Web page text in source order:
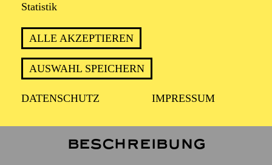
Statistik
ALLE AKZEPTIEREN
AUSWAHL SPEICHERN
DATENSCHUTZ IMPRESSUM
Treffpunkt: Haupteingang des Aalto-Theaters
Beschreibung